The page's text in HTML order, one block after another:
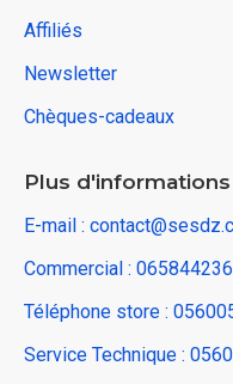
Affiliés
Newsletter
Chèques-cadeaux
Plus d'informations
E-mail :
Commercial :
Téléphone store :
Service Technique :